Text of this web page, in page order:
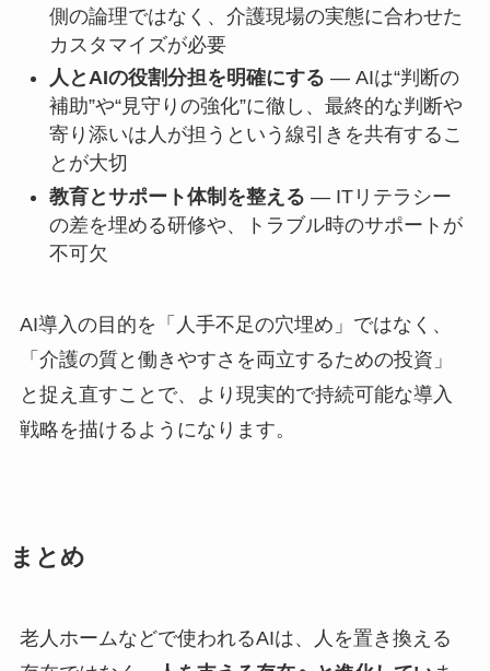
側の論理ではなく、介護現場の実態に合わせた
カスタマイズが必要
人とAIの役割分担を明確にする — AIは“判断の
補助”や“見守りの強化”に徹し、最終的な判断や
寄り添いは人が担うという線引きを共有するこ
とが大切
教育とサポート体制を整える — ITリテラシー
の差を埋める研修や、トラブル時のサポートが
不可欠
AI導入の目的を「人手不足の穴埋め」ではなく、
「介護の質と働きやすさを両立するための投資」
と捉え直すことで、より現実的で持続可能な導入
戦略を描けるようになります。
まとめ
老人ホームなどで使われるAIは、人を置き換える